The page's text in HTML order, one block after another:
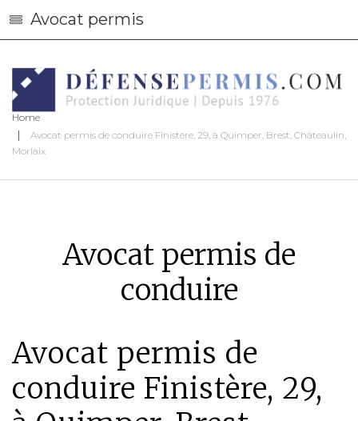
Avocat permis
Home
Avocat permis de conduire Finistère, 29, à Quimper, Brest, Châteaulin,
Morlaix
Avocat permis de
conduire
Avocat permis de
conduire Finistère, 29,